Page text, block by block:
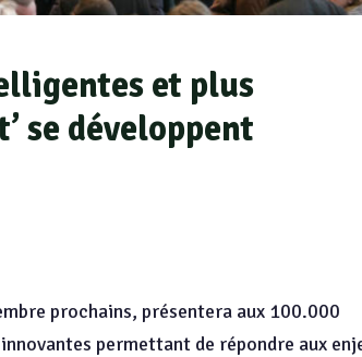
et plus
se développent
prochains, présentera aux 100.000
permettant de répondre aux